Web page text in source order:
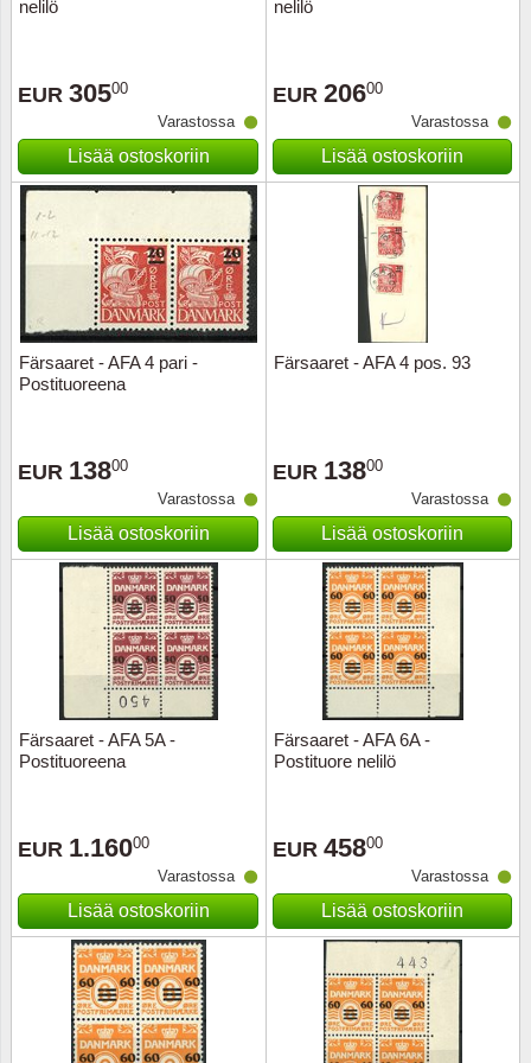
nelilö
EUR 30500
Varastossa
Lisää ostoskoriin
nelilö
EUR 20600
Varastossa
Lisää ostoskoriin
Färsaaret - AFA 4 pari -
Postituoreena
EUR 13800
Varastossa
Lisää ostoskoriin
Färsaaret - AFA 4 pos. 93
EUR 13800
Varastossa
Lisää ostoskoriin
Färsaaret - AFA 5A -
Postituoreena
EUR 1.16000
Varastossa
Lisää ostoskoriin
Färsaaret - AFA 6A -
Postituore nelilö
EUR 45800
Varastossa
Lisää ostoskoriin